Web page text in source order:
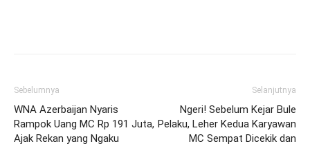
Sebelumnya
WNA Azerbaijan Nyaris
Rampok Uang MC Rp 191 Juta,
Ajak Rekan yang Ngaku
Selanjutnya
Ngeri! Sebelum Kejar Bule
Pelaku, Leher Kedua Karyawan
MC Sempat Dicekik dan